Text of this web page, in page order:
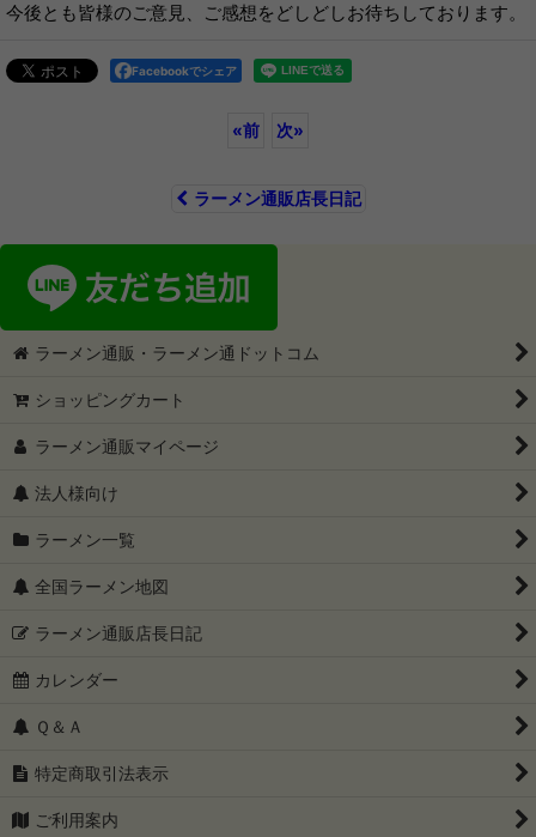
今後とも皆様のご意見、ご感想をどしどしお待ちしております。
Facebookでシェア
«前 次»
ラーメン通販店長日記
ラーメン通販・ラーメン通ドットコム
ショッピングカート
ラーメン通販マイページ
法人様向け
ラーメン一覧
全国ラーメン地図
ラーメン通販店長日記
カレンダー
Ｑ＆Ａ
特定商取引法表示
ご利用案内